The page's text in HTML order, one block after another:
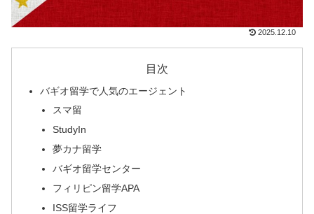
2025.12.10
目次
バギオ留学で人気のエージェント
スマ留
StudyIn
夢カナ留学
バギオ留学センター
フィリピン留学APA
ISS留学ライフ